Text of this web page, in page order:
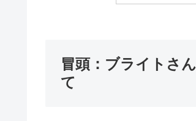
冒頭：ブライトさ
て